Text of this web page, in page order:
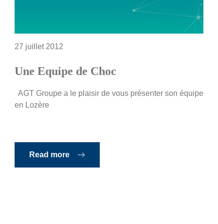
27 juillet 2012
Une Equipe de Choc
AGT Groupe a le plaisir de vous présenter son équipe
en Lozère
Read more